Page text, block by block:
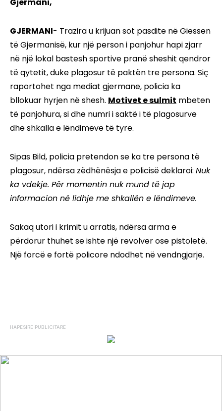
GJERMANI- Trazira u krijuan sot pasdite në Giessen
të Gjermanisë, kur një person i panjohur hapi zjarr
në një lokal bastesh sportive pranë sheshit qendror
të qytetit, duke plagosur të paktën tre persona. Siç
raportohet nga mediat gjermane, policia ka
bllokuar hyrjen në shesh. Motivet e sulmit mbeten
të panjohura, si dhe numri i saktë i të plagosurve
dhe shkalla e lëndimeve të tyre.
Sipas Bild, policia pretendon se ka tre persona të
plagosur, ndërsa zëdhënësja e policisë deklaroi: Nuk
ka vdekje. Për momentin nuk mund të jap
informacion në lidhje me shkallën e lëndimeve.
Sakaq utori i krimit u arratis, ndërsa arma e
përdorur thuhet se ishte një revolver ose pistoletë.
Një forcë e fortë policore ndodhet në vendngjarje.